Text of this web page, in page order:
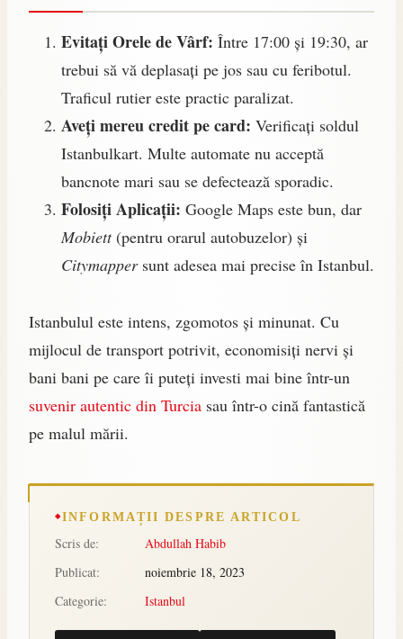
Evitați Orele de Vârf: Între 17:00 și 19:30, ar
trebui să vă deplasați pe jos sau cu feribotul.
Traficul rutier este practic paralizat.
Aveți mereu credit pe card: Verificați soldul
Istanbulkart. Multe automate nu acceptă
bancnote mari sau se defectează sporadic.
Folosiți Aplicații: Google Maps este bun, dar
Mobiett(pentru orarul autobuzelor) și
Citymappersunt adesea mai precise în Istanbul.
Istanbulul este intens, zgomotos și minunat. Cu
mijlocul de transport potrivit, economisiți nervi și
bani bani pe care îi puteți investi mai bine într-un
suvenir autentic din Turcia sau într-o cină fantastică
pe malul mării.
INFORMAȚII DESPRE ARTICOL
Scris de:
Abdullah Habib
Publicat:
noiembrie 18, 2023
Categorie:
Istanbul